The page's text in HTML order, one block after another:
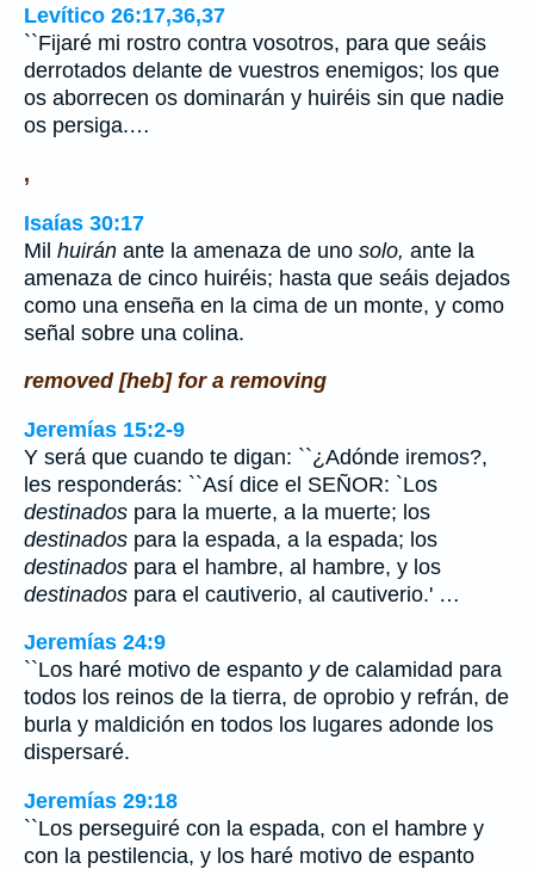
Levítico 26:17,36,37
``Fijaré mi rostro contra vosotros, para que seáis
derrotados delante de vuestros enemigos; los que
os aborrecen os dominarán y huiréis sin que nadie
os persiga.…
,
Isaías 30:17
Mil huirán ante la amenaza de uno solo, ante la
amenaza de cinco huiréis; hasta que seáis dejados
como una enseña en la cima de un monte, y como
señal sobre una colina.
removed [heb] for a removing
Jeremías 15:2-9
Y será que cuando te digan: ``¿Adónde iremos?,
les responderás: ``Así dice el SEÑOR: `Los
destinados para la muerte, a la muerte; los
destinados para la espada, a la espada; los
destinados para el hambre, al hambre, y los
destinados para el cautiverio, al cautiverio.' …
Jeremías 24:9
``Los haré motivo de espanto yde calamidad para
todos los reinos de la tierra, de oprobio y refrán, de
burla y maldición en todos los lugares adonde los
dispersaré.
Jeremías 29:18
``Los perseguiré con la espada, con el hambre y
con la pestilencia, y los haré motivo de espanto